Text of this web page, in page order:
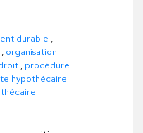
durable ,
, organisation
, procédure
hypothécaire